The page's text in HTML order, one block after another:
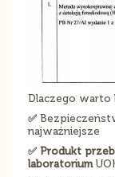
Dlaczego warto
✅
najważniejsze
✅ Produkt
laboratorium